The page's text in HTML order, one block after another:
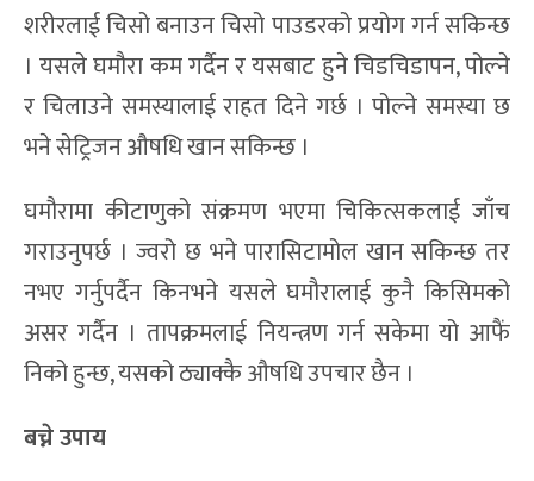
शरीरलाई चिसो बनाउन चिसो पाउडरको प्रयोग गर्न सकिन्छ
। यसले घमौरा कम गर्दैन र यसबाट हुने चिडचिडापन, पोल्ने
र चिलाउने समस्यालाई राहत दिने गर्छ । पोल्ने समस्या छ
भने सेट्रिजन औषधि खान सकिन्छ ।
घमौरामा कीटाणुको संक्रमण भएमा चिकित्सकलाई जाँच
गराउनुपर्छ । ज्वरो छ भने पारासिटामोल खान सकिन्छ तर
नभए गर्नुपर्दैन किनभने यसले घमौरालाई कुनै किसिमको
असर गर्दैन । तापक्रमलाई नियन्त्रण गर्न सकेमा यो आफैं
निको हुन्छ, यसको ठ्याक्कै औषधि उपचार छैन ।
बच्ने उपाय